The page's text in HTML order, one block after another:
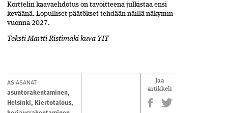
Korttelin kaavaehdotus on tavoitteena julkistaa ensi
keväänä. Lopulliset päätökset tehdään näillä näkymin
vuonna 2027.
Teksti Martti Ristimäki kuva YIT
ASIASANAT
asuntorakentaminen,
Helsinki, Kiertotalous,
Jaa
artikkeli